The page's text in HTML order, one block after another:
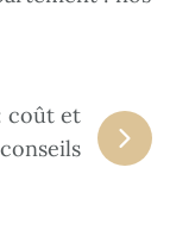
coût et
conseils